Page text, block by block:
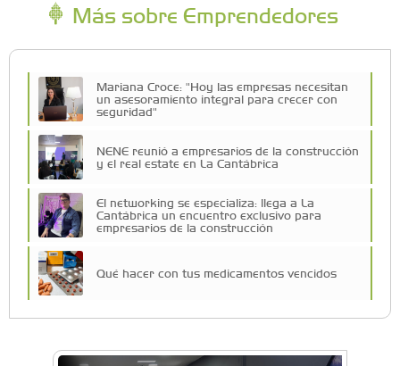
Más sobre Emprendedores
Mariana Croce: "Hoy las empresas necesitan
un asesoramiento integral para crecer con
seguridad"
NENE reunió a empresarios de la construcción
y el real estate en La Cantábrica
El networking se especializa: llega a La
Cantábrica un encuentro exclusivo para
empresarios de la construcción
Qué hacer con tus medicamentos vencidos
Más de 80 emprendedores, K-Pop y canje de